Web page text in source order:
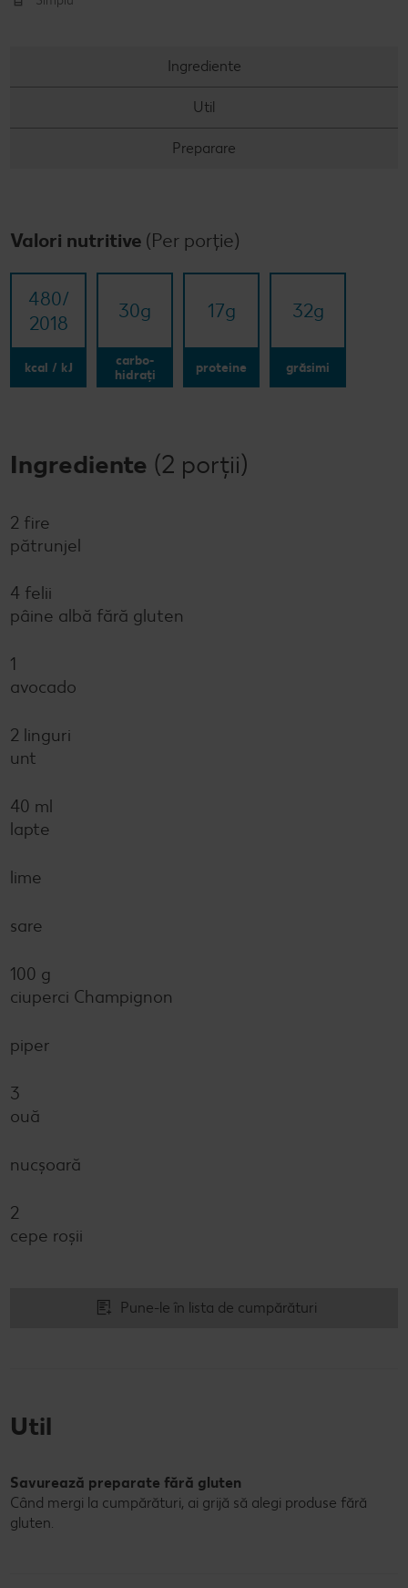
Ingrediente
Util
Preparare
Valori nutritive (Per porție)
480/​
2018
kcal / kJ
30g
carbo-
hidrați
17g
proteine
32g
grăsimi
Ingrediente (2 porții)
2 fire
pătrunjel
4 felii
pâine albă fără gluten
1
avocado
2 linguri
unt
40 ml
lapte
lime
sare
100 g
ciuperci Champignon
piper
3
ouă
nucșoară
2
cepe roşii
Pune-le în lista de cumpărături
Util
Savurează preparate fără gluten
Când mergi la cumpărături, ai grijă să alegi produse fără
gluten.